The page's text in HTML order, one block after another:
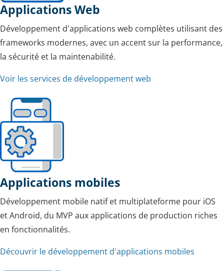
Applications Web
Développement d'applications web complètes utilisant des
frameworks modernes, avec un accent sur la performance,
la sécurité et la maintenabilité.
Voir les services de développement web
Applications mobiles
Développement mobile natif et multiplateforme pour iOS
et Android, du MVP aux applications de production riches
en fonctionnalités.
Découvrir le développement d'applications mobiles